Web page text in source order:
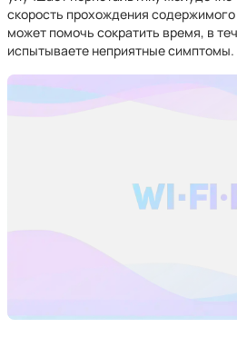
скорость прохождения
может помочь сократить время, в
испытываете неприятные симптомы.